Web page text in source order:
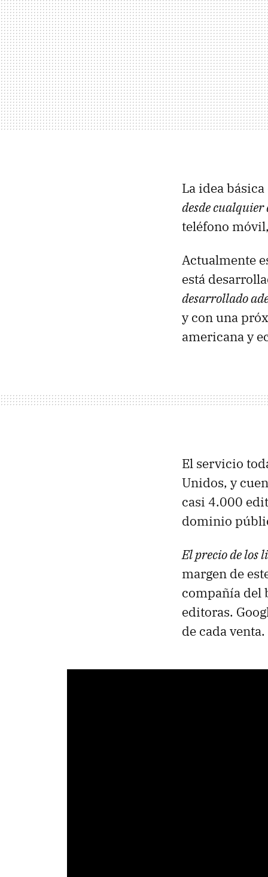
La idea
desde cualquier
teléfono
Actualmente
está
desarrollado
y con una
americana y
El servicio
Unidos, y
casi 4.000
dominio
El precio de los
margen de
compañía del
editoras.
de cada venta.